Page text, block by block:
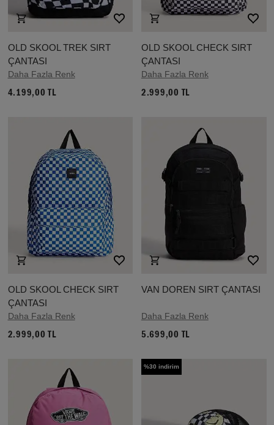
OLD SKOOL TREK SIRT
ÇANTASI
Daha Fazla Renk
4.199,00 TL
OLD SKOOL CHECK SIRT
ÇANTASI
Daha Fazla Renk
2.999,00 TL
OLD SKOOL CHECK SIRT
ÇANTASI
Daha Fazla Renk
2.999,00 TL
VAN DOREN SIRT ÇANTASI
Daha Fazla Renk
5.699,00 TL
%30 indirim